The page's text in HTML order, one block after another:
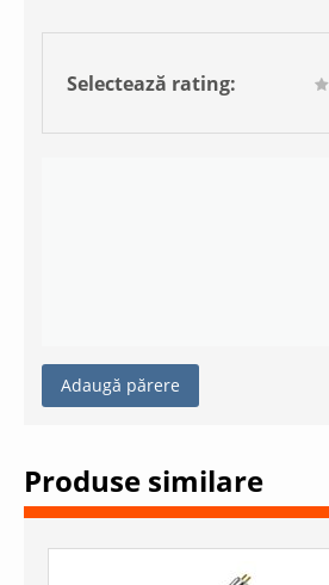
Selectează rating:
Adaugă părere
Produse similare